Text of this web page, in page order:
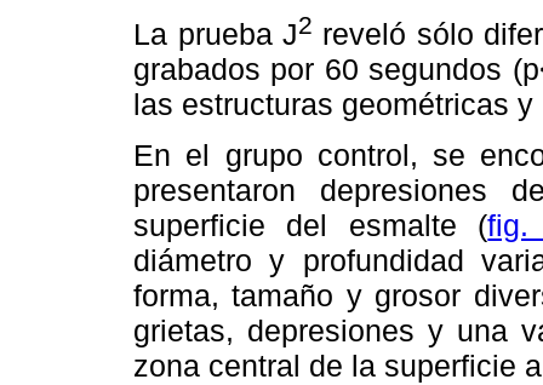
La prueba J2 reveló sólo
grabados por 60 segundos
las estructuras geométricas
En el grupo control, se
presentaron depresiones
superficie del esmalte (fig.
diámetro y profundidad
forma, tamaño y grosor
grietas, depresiones y una
zona central de la superficie